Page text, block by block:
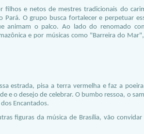
e netos de mestres tradicionais do
O grupo busca fortalecer e perpetuar
animam o palco. Ao lado do renomado
e por músicas como "Barreira do
estrada, pisa a terra vermelha e faz a
e o desejo de celebrar. O bumbo ressoa, o
Encantados.
figuras da música de Brasília, vão